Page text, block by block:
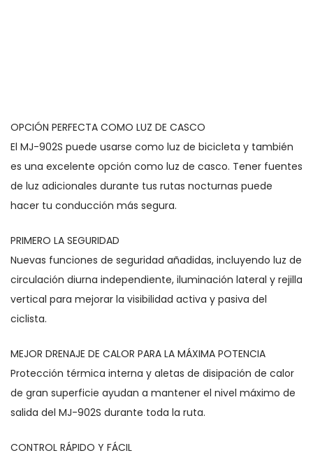
OPCIÓN PERFECTA COMO LUZ DE CASCO
El MJ-902S puede usarse como luz de bicicleta y también
es una excelente opción como luz de casco. Tener fuentes
de luz adicionales durante tus rutas nocturnas puede
hacer tu conducción más segura.
PRIMERO LA SEGURIDAD
Nuevas funciones de seguridad añadidas, incluyendo luz de
circulación diurna independiente, iluminación lateral y rejilla
vertical para mejorar la visibilidad activa y pasiva del
ciclista.
MEJOR DRENAJE DE CALOR PARA LA MÁXIMA POTENCIA
Protección térmica interna y aletas de disipación de calor
de gran superficie ayudan a mantener el nivel máximo de
salida del MJ-902S durante toda la ruta.
CONTROL RÁPIDO Y FÁCIL